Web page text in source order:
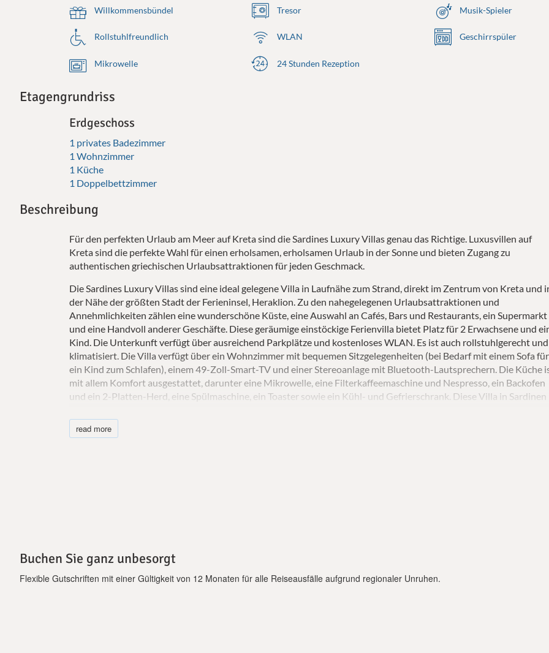
Willkommensbündel Tresor Musik-Spieler
Rollstuhlfreundlich WLAN Geschirrspüler
Mikrowelle 24 Stunden Rezeption
Etagengrundriss
Erdgeschoss
1 privates Badezimmer
1 Wohnzimmer
1 Küche
1 Doppelbettzimmer
Beschreibung
Für den perfekten Urlaub am Meer auf Kreta sind die Sardines Luxury Villas genau das Richtige. Luxusvillen auf
Kreta sind die perfekte Wahl für einen erholsamen, erholsamen Urlaub in der Sonne und bieten Zugang zu
authentischen griechischen Urlaubsattraktionen für jeden Geschmack.
Die Sardines Luxury Villas sind eine ideal gelegene Villa in Laufnähe zum Strand, direkt im Zentrum von Kreta und
der Nähe der größten Stadt der Ferieninsel, Heraklion. Zu den nahegelegenen Urlaubsattraktionen und
Annehmlichkeiten zählen eine wunderschöne Küste, eine Auswahl an Cafés, Bars und Restaurants, ein Supermarkt
und eine Handvoll anderer Geschäfte. Diese geräumige einstöckige Ferienvilla bietet Platz für 2 Erwachsene und
Kind. Die Unterkunft verfügt über ausreichend Parkplätze und kostenloses WLAN. Es ist auch rollstuhlgerecht und
klimatisiert. Die Villa verfügt über ein Wohnzimmer mit bequemen Sitzgelegenheiten (bei Bedarf mit einem Sofa für
ein Kind zum Schlafen), einem 49-Zoll-Smart-TV und einer Stereoanlage mit Bluetooth-Lautsprechern. Die Küche
mit allem Komfort ausgestattet, darunter eine Mikrowelle, eine Filterkaffeemaschine und Nespresso, ein Backofen
und ein 2-Platten-Herd, eine Spülmaschine, ein Toaster sowie ein Kühl- und Gefrierschrank. Diese Villa in Sardinen
sowie einem Pool und einem Garten. Die luxuriöse Ferienvilla Sardines verfügt über ein Doppelzimmer mit
Bett, ein komplettes Bad, einen privaten Balkon und einen Safe für Wertsachen. Bademäntel, Handtücher und
read more
Buchen Sie ganz unbesorgt
Flexible Gutschriften mit einer Gültigkeit von 12 Monaten für alle Reiseausfälle aufgrund regionaler Unruhen.